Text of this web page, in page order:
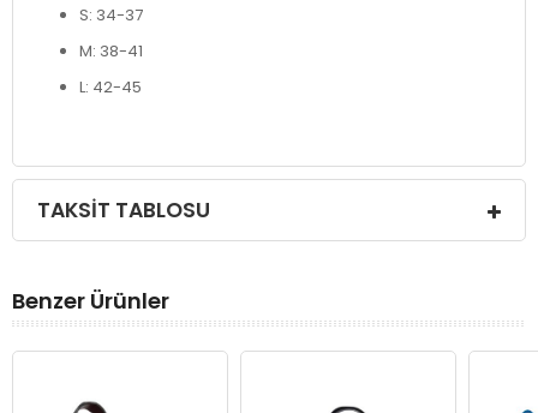
S: 34-37
M: 38-41
L: 42-45
TAKSIT TABLOSU
Benzer Ürünler